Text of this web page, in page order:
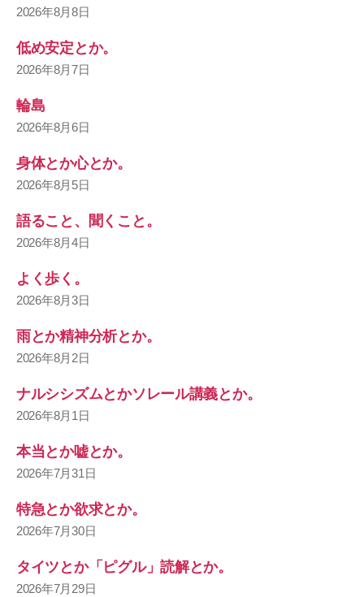
2026年8月8日
低め安定とか。
2026年8月7日
輪島
2026年8月6日
身体とか心とか。
2026年8月5日
語ること、聞くこと。
2026年8月4日
よく歩く。
2026年8月3日
雨とか精神分析とか。
2026年8月2日
ナルシシズムとかソレール講義とか。
2026年8月1日
本当とか嘘とか。
2026年7月31日
特急とか欲求とか。
2026年7月30日
タイツとか「ピグル」読解とか。
2026年7月29日